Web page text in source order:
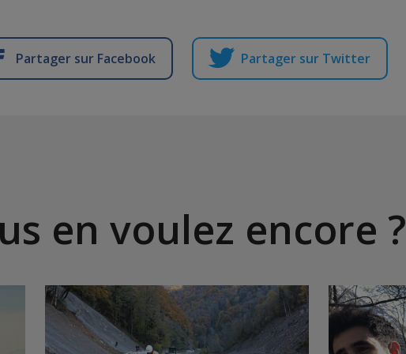
Partager sur Facebook Partager sur Twitter
en voulez encore ?